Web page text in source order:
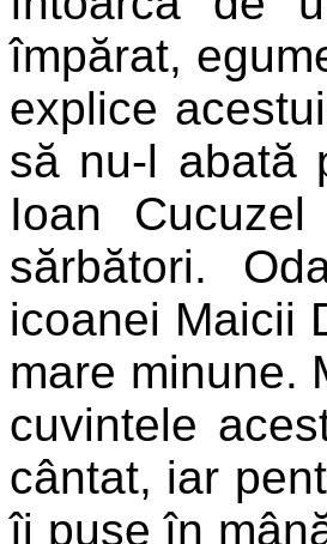
împărat,
explice
să nu-l abată
Ioan
sărbători.
icoanei Maicii
mare minune.
cuvintele
cântat, iar
îi puse în